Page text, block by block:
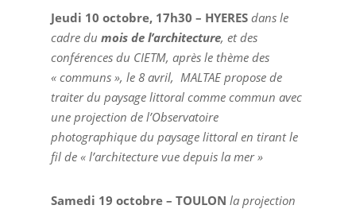
Jeudi 10 octobre, 17h30 – HYERES dans le
cadre du mois de l’architecture, et des
conférences du CIETM, après le thème des
« communs », le 8 avril, MALTAE propose de
traiter du paysage littoral comme commun avec
une projection de l’Observatoire
photographique du paysage littoral en tirant le
fil de « l’architecture vue depuis la mer »
Samedi 19 octobre – TOULON la projection